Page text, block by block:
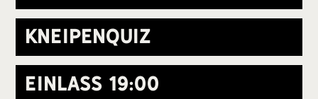
Kneipenquiz
Einlass 19:00